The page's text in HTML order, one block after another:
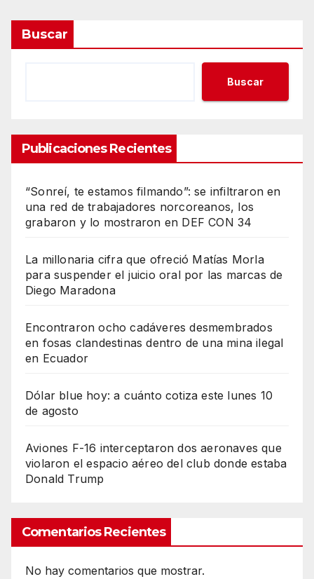
Buscar
Buscar
Publicaciones Recientes
“Sonreí, te estamos filmando”: se infiltraron en
una red de trabajadores norcoreanos, los
grabaron y lo mostraron en DEF CON 34
La millonaria cifra que ofreció Matías Morla
para suspender el juicio oral por las marcas de
Diego Maradona
Encontraron ocho cadáveres desmembrados
en fosas clandestinas dentro de una mina ilegal
en Ecuador
Dólar blue hoy: a cuánto cotiza este lunes 10
de agosto
Aviones F-16 interceptaron dos aeronaves que
violaron el espacio aéreo del club donde estaba
Donald Trump
Comentarios Recientes
No hay comentarios que mostrar.